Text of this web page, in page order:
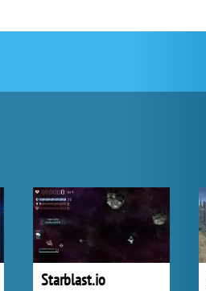
Starblast.io